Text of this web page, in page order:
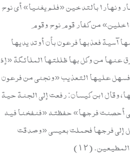
ونهارا بالتدخين «فلم يغنيا» أي نوح
من كفار قوم نوح وقوم
آسية فعذبها فرعون بأن أوتد يديها
من وكل بها ظللتها الملائكة «إذ
عليها التعذيب «ونجني من فرعون
وقال ابن كيسان: رفعت إلى الجنة حية
التي أحصنت فرجها» حفظته «فنفخنا فيه
إلى فرجها فحملت بعيسى «وصدقت
(١٢)